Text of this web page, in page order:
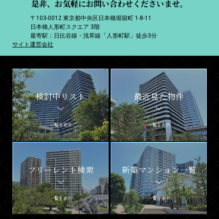
是非、お気軽にお問い合わせくださいませ。
〒103-0012 東京都中央区日本橋堀留町 1-8-11
日本橋人形町スクエア 3階
最寄駅：日比谷線・浅草線「人形町駅」徒歩3分
サイト運営会社
検討中リスト
一覧を表示
最近見た物件
一覧を表示
フリーレント検索
一覧を表示
新築マンション一覧
一覧を表示